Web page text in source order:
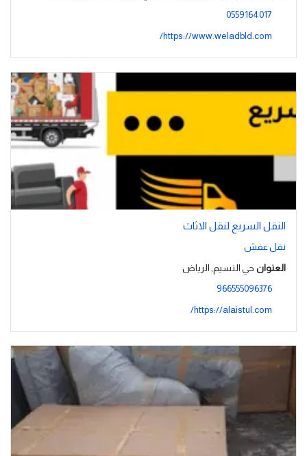
0559164017
https://www.weladbld.com/
النقل السريع لنقل الاثاث
نقل عفش
العنوان حي النسيم, الرياض
966555096376
https://alaistul.com/